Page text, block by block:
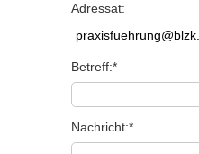
Adressat:
Betreff:*
Nachricht:*